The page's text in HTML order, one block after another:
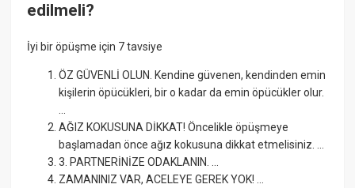
edilmeli?
İyi bir öpüşme için 7 tavsiye
ÖZ GÜVENLİ OLUN. Kendine güvenen, kendinden emin
kişilerin öpücükleri, bir o kadar da emin öpücükler olur.
AĞIZ KOKUSUNA DİKKAT! Öncelikle öpüşmeye
başlamadan önce ağız kokusuna dikkat etmelisiniz. ...
3. PARTNERİNİZE ODAKLANIN. ...
ZAMANINIZ VAR, ACELEYE GEREK YOK! ...